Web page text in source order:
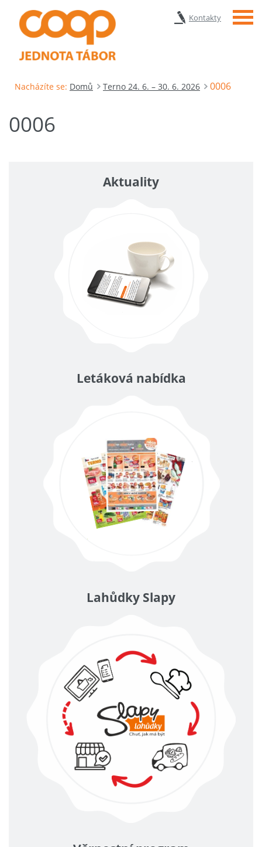
Kontakty Menu
Nacházíte se: Domů Terno 24. 6. – 30. 6. 2026 0006
0006
Aktuality
Letáková nabídka
Lahůdky Slapy